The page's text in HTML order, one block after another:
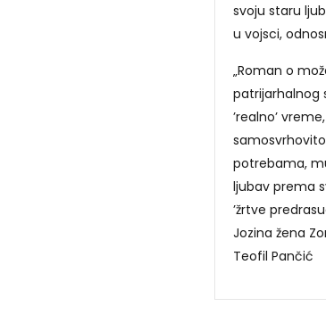
svoju staru
u vojsci,
„Roman o
patrijarhalnog
’realno’
potrebama,
ljubav prema
’žrtve
Jozina žena
Teofil Pančić